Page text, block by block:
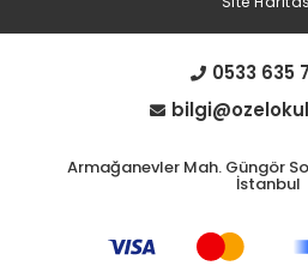
0533 635
Armağanevler Mah. Güngör
İstanbul